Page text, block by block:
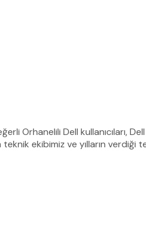
Orhanelili Dell
ekibimiz ve yılların verdiği